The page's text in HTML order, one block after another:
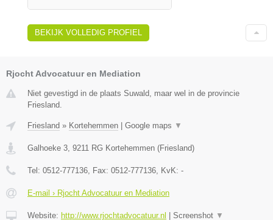
BEKIJK VOLLEDIG PROFIEL
Rjocht Advocatuur en Mediation
Niet gevestigd in de plaats Suwald, maar wel in de provincie
Friesland.
Friesland » Kortehemmen Google maps ▼
Galhoeke 3, 9211 RG Kortehemmen (Friesland)
Tel: 0512-777136, Fax: 0512-777136, KvK: -
E-mail › Rjocht Advocatuur en Mediation
Website: http://www.rjochtadvocatuur.nl Screenshot ▼